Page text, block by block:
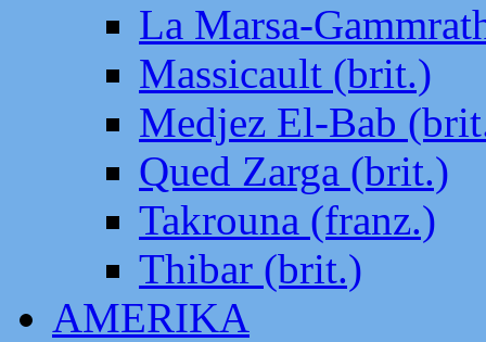
La Marsa-
Massicault (brit.)
Medjez El-Bab
Qued Zarga (brit.)
Takrouna (franz.)
Thibar (brit.)
AMERIKA